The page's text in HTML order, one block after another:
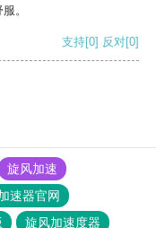
。
支持[0] 反对[0]
旋风加速
速器官网
旋风加速度器